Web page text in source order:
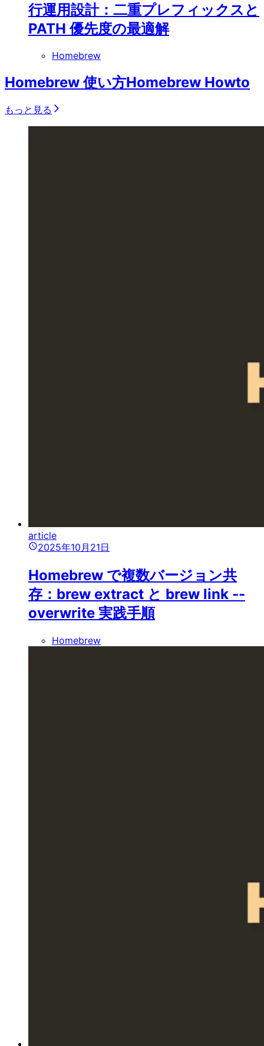
行運用設計：二重プレフィックスと
PATH 優先度の最適解
Homebrew
Homebrew 使い方Homebrew Howto
もっと見る
article
2025年10月21日
Homebrew で複数バージョン共
存：brew extract と brew link --
overwrite 実践手順
Homebrew